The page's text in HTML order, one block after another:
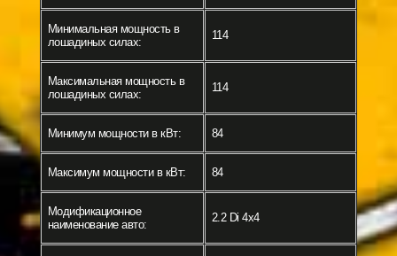
Минимальная мощность в
лошадиных силах:
114
Максимальная мощность в
лошадиных силах:
114
Минимум мощности в кВт: 84
Максимум мощности в кВт: 84
Модификационное
наименование авто:
2.2 Di 4x4